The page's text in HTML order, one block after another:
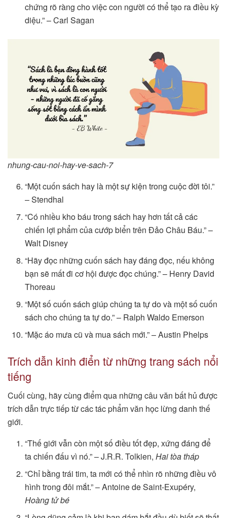
chứng rõ ràng cho việc con người có thể tạo ra điều kỳ
diệu.” – Carl Sagan
nhung-cau-noi-hay-ve-sach-7
“Một cuốn sách hay là một sự kiện trong cuộc đời tôi.”
– Stendhal
“Có nhiều kho báu trong sách hay hơn tất cả các
chiến lợi phẩm của cướp biển trên Đảo Châu Báu.” –
Walt Disney
“Hãy đọc những cuốn sách hay đáng đọc, nếu không
bạn sẽ mất đi cơ hội được đọc chúng.” – Henry David
Thoreau
“Một số cuốn sách giúp chúng ta tự do và một số cuốn
sách cho chúng ta tự do.” – Ralph Waldo Emerson
“Mặc áo mưa cũ và mua sách mới.” – Austin Phelps
Trích dẫn kinh điển từ những trang sách nổi
tiếng
Cuối cùng, hãy cùng điểm qua những câu văn bất hủ được
trích dẫn trực tiếp từ các tác phẩm văn học lừng danh thế
giới.
“Thế giới vẫn còn một số điều tốt đẹp, xứng đáng để
ta chiến đấu vì nó.” – J.R.R. Tolkien,Hai tòa tháp
“Chỉ bằng trái tim, ta mới có thể nhìn rõ những điều vô
hình trong đôi mắt.” – Antoine de Saint-Exupéry,
Hoàng tử bé